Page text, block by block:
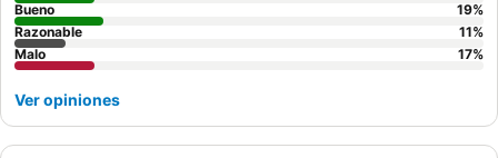
pisopara disfrutar del entretenimiento nocturno.
Bueno
19%
Razonable
11%
Malo
17%
Ver opiniones